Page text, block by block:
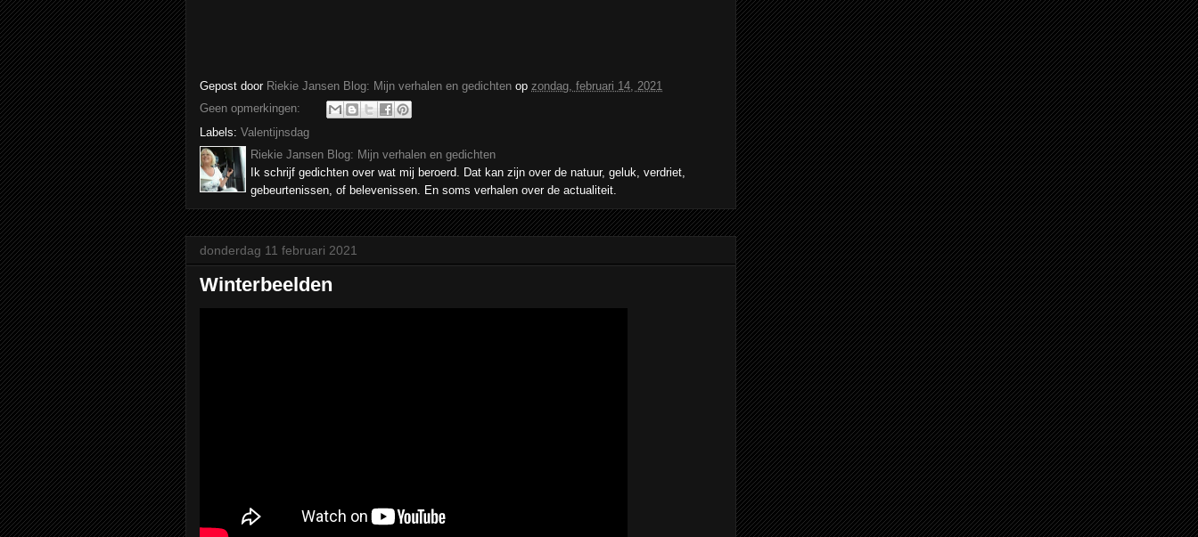
Gepost door Riekie Jansen Blog: Mijn verhalen en gedichten op zondag, februari 14, 2021
Geen opmerkingen:
Labels: Valentijnsdag
Riekie Jansen Blog: Mijn verhalen en gedichten
Ik schrijf gedichten over wat mij beroerd. Dat kan zijn over de natuur, geluk, verdriet,
gebeurtenissen, of belevenissen. En soms verhalen over de actualiteit.
donderdag 11 februari 2021
Winterbeelden